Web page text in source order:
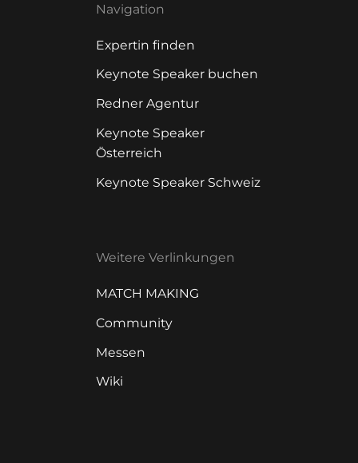
Navigation
Expertin finden
Keynote Speaker buchen
Redner Agentur
Keynote Speaker
Österreich
Keynote Speaker Schweiz
Weitere Verlinkungen
MATCH MAKING
Community
Messen
Wiki